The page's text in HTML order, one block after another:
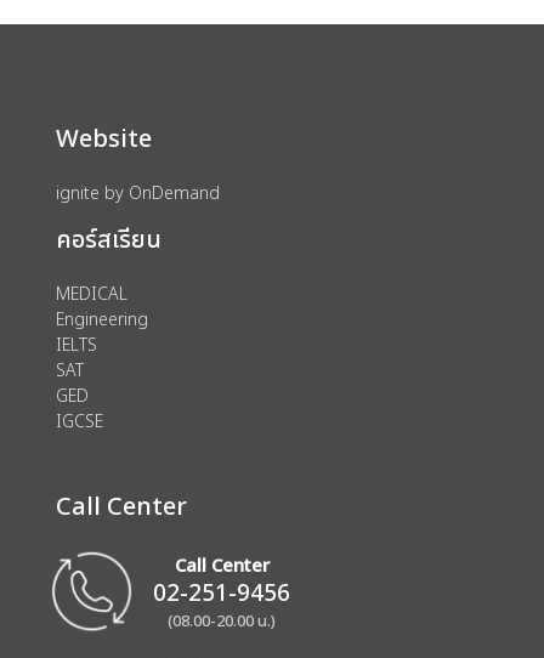
assignment ลงทะเบียน
Website
ignite by OnDemand
คอร์สเรียน
MEDICAL
Engineering
IELTS
SAT
GED
IGCSE
Call Center
Call Center
02-251-9456
(08.00-20.00 น.)